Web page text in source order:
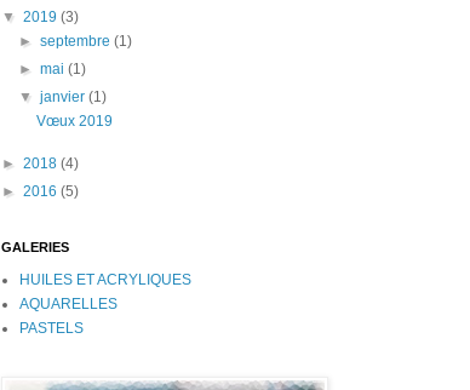
▼ 2019 (3)
► septembre (1)
► mai (1)
▼ janvier (1)
Vœux 2019
► 2018 (4)
► 2016 (5)
GALERIES
HUILES ET ACRYLIQUES
AQUARELLES
PASTELS